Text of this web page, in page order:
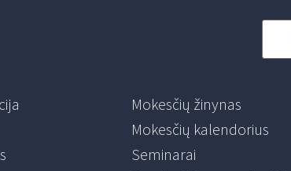
Mokesčių žinynas
Mokesčių kalendorius
Seminarai